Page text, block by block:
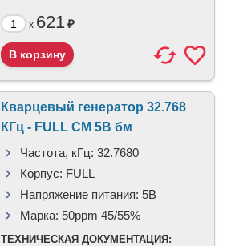
x 621₽
Кварцевый генератор 32.768
КГц - FULL CM 5В бм
Частота, кГц: 32.7680
Корпус: FULL
Напряжение питания: 5В
Марка: 50ppm 45/55%
ТЕХНИЧЕСКАЯ ДОКУМЕНТАЦИЯ: